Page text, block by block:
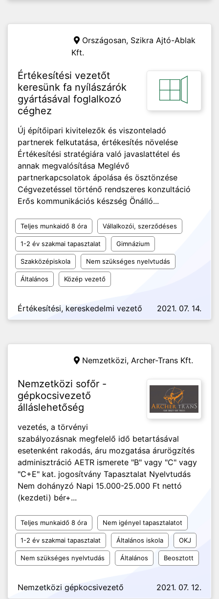
Országosan, Szikra Ajtó-Ablak
Kft.
Értékesítési vezetőt
keresünk fa nyílászárók
gyártásával foglalkozó
céghez
Új építőipari kivitelezők és viszonteladó
partnerek felkutatása, értékesítés növelése
Értékesítési stratégiára való javaslattétel és
annak megvalósítása Meglévő
partnerkapcsolatok ápolása és ösztönzése
Cégvezetéssel történő rendszeres konzultáció
Erős kommunikációs készség Önálló...
Teljes munkaidő 8 óra Vállalkozói, szerződéses
1-2 év szakmai tapasztalat Gimnázium
Szakközépiskola Nem szükséges nyelvtudás
Általános Közép vezető
Értékesítési, kereskedelmi vezető 2021. 07. 14.
Nemzetközi, Archer-Trans Kft.
Nemzetközi sofőr -
gépkocsivezető
álláslehetőség
vezetés, a törvényi
szabályozásnak megfelelő idő betartásával
esetenként rakodás, áru mozgatása árurögzítés
adminisztráció AETR ismerete "B" vagy "C" vagy
"C+E" kat. jogosítvány Tapasztalat Nyelvtudás
Nem dohányzó Napi 15.000-25.000 Ft nettó
(kezdeti) bér+...
Teljes munkaidő 8 óra Nem igényel tapasztalatot
1-2 év szakmai tapasztalat Általános iskola OKJ
Nem szükséges nyelvtudás Általános Beosztott
Nemzetközi gépkocsivezető 2021. 07. 12.